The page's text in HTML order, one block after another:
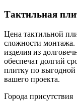
Тактильная
Цена тактильной
сложности
изделия из
обеспечат долгий
плитку по
вашего проекта.
Города присутствия